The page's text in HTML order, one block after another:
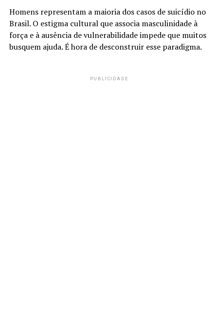
Homens representam a maioria dos casos de suicídio no
Brasil. O estigma cultural que associa masculinidade à
força e à ausência de vulnerabilidade impede que muitos
busquem ajuda. É hora de desconstruir esse paradigma.
PUBLICIDADE